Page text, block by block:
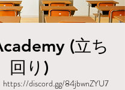
(立ち
回り)
https://discord.gg/84jbwnZYU7